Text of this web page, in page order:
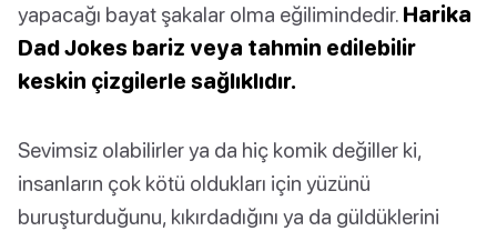
yapacağı bayat şakalar olma eğilimindedir. Harika
Dad Jokes bariz veya tahmin edilebilir
keskin çizgilerle sağlıklıdır.
Sevimsiz olabilirler ya da hiç komik değiller ki,
insanların çok kötü oldukları için yüzünü
buruşturduğunu, kıkırdadığını ya da güldüklerini